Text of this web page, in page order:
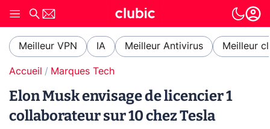
Meilleur VPN IA Meilleur Antivirus Meilleur
Accueil Marques Tech
Elon Musk envisage de licencier 1
collaborateur sur 10 chez Tesla